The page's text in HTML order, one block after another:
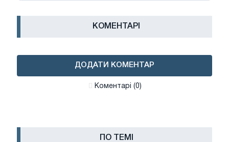
КОМЕНТАРІ
ДОДАТИ КОМЕНТАР
Коментарі (0)
ПО ТЕМІ